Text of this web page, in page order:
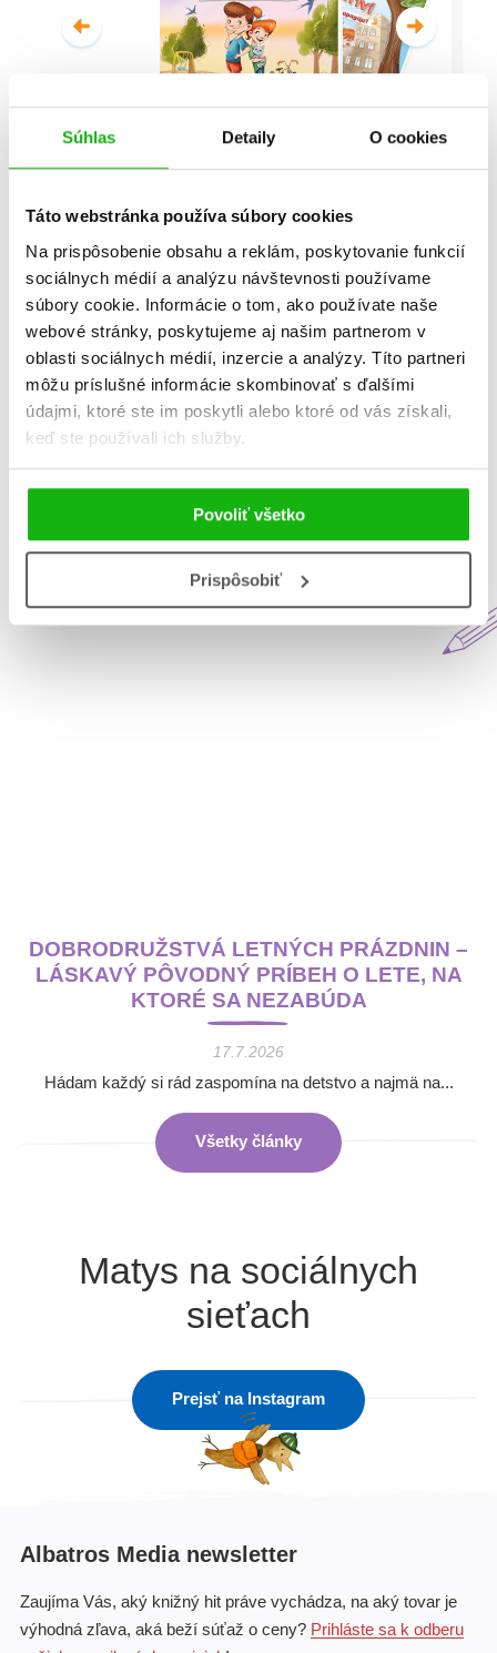
Súhlas Detaily O cookies
Táto webstránka používa súbory cookies
Na prispôsobenie obsahu a reklám, poskytovanie funkcií
sociálnych médií a analýzu návštevnosti používame
súbory cookie. Informácie o tom, ako používate naše
webové stránky, poskytujeme aj našim partnerom v
oblasti sociálnych médií, inzercie a analýzy. Títo partneri
môžu príslušné informácie skombinovať s ďalšími
údajmi, ktoré ste im poskytli alebo ktoré od vás získali,
keď ste používali ich služby.
Povoliť všetko
Prispôsobiť
Celá séria
Všetky edície a série
Aktuálne na blogu Matys
DOBRODRUŽSTVÁ LETNÝCH PRÁZDNIN –
LÁSKAVÝ PÔVODNÝ PRÍBEH O LETE, NA
KTORÉ SA NEZABÚDA
17.7.2026
Hádam každý si rád zaspomína na detstvo a najmä na...
Všetky články
Matys na sociálnych
sieťach
Prejsť na Instagram
Albatros Media newsletter
Zaujíma Vás, aký knižný hit práve vychádza, na aký tovar je
výhodná zľava, aká beží súťaž o ceny? Prihláste sa k odberu